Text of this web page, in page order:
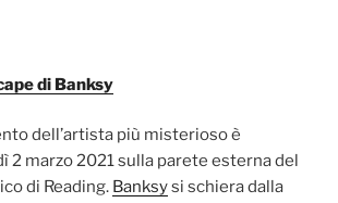
di Banksy
dell’artista più misterioso è
2 marzo 2021 sulla parete esterna del
di Reading. Banksysi schiera dalla